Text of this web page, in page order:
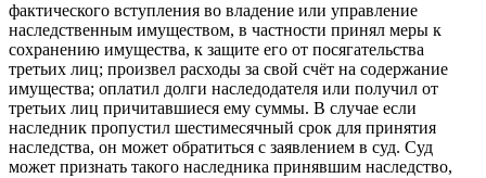
фактического вступления во владение или управление
наследственным имуществом, в частности принял меры к
сохранению имущества, к защите его от посягательства
третьих лиц; произвел расходы за свой счёт на содержание
имущества; оплатил долги наследодателя или получил от
третьих лиц причитавшиеся ему суммы. В случае если
наследник пропустил шестимесячный срок для принятия
наследства, он может обратиться с заявлением в суд. Суд
может признать такого наследника принявшим наследство,